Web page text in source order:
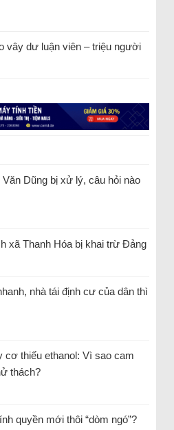
vây dư luận viên – triệu người
Dũng bị xử lý, câu hỏi nào
xã Thanh Hóa bị khai trừ Đảng
nhà tái định cư của dân thì
cơ thiếu ethanol: Vì sao cam
thách?
quyền mới thôi “dòm ngó”?